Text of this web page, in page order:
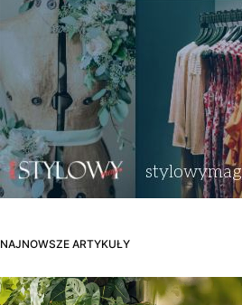
NAJNOWSZE ARTYKUŁY